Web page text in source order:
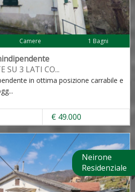
Camere 1 Bagni
SU 3 LATI CO...
in ottima posizione carrabile e
...
€ 49.000
Neirone
Residenziale